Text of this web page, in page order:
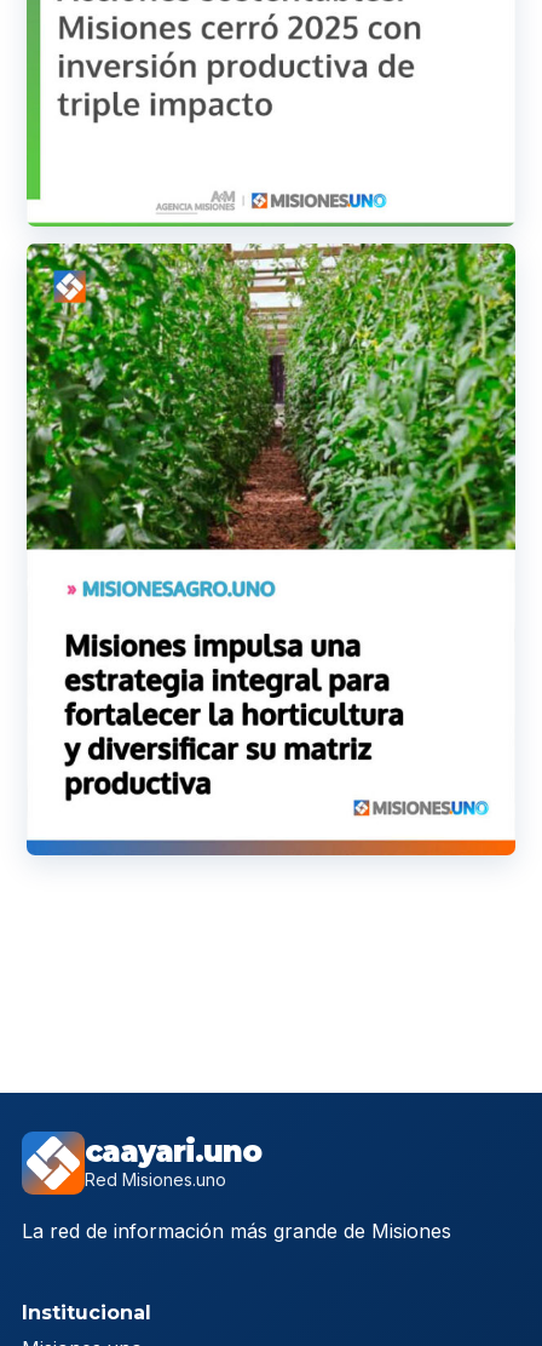
caayari.uno
Red Misiones.uno
La red de información más grande de Misiones
Institucional